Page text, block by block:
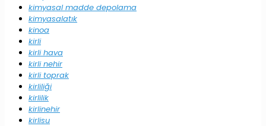
kimyasal madde depolama
kimyasalatık
kinoa
kirli
kirli hava
kirli nehir
kirli toprak
kirliliği
kirlilik
kirlinehir
kirlisu